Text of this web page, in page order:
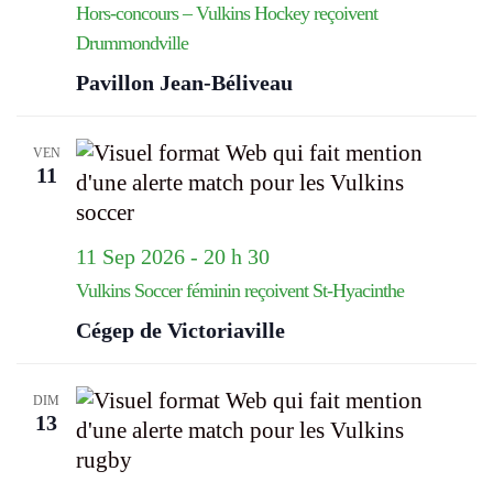
Hors-concours – Vulkins Hockey reçoivent
Drummondville
Pavillon Jean-Béliveau
VEN
11
11 Sep 2026 - 20 h 30
Vulkins Soccer féminin reçoivent St-Hyacinthe
Cégep de Victoriaville
DIM
13